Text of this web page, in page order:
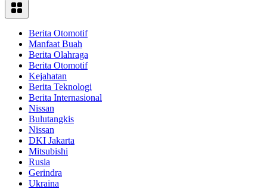
Berita Otomotif
Manfaat Buah
Berita Olahraga
Berita Otomotif
Kejahatan
Berita Teknologi
Berita Internasional
Nissan
Bulutangkis
Nissan
DKI Jakarta
Mitsubishi
Rusia
Gerindra
Ukraina